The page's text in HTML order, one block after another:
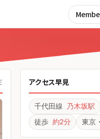
アクセス早見
千代田線 乃木坂駅
徒歩 約2分 東京